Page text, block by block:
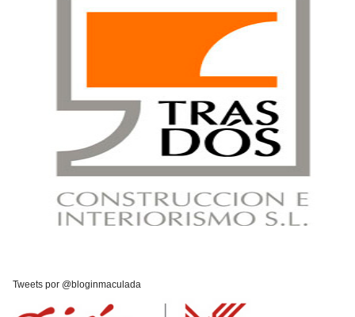
Tweets por @bloginmaculada